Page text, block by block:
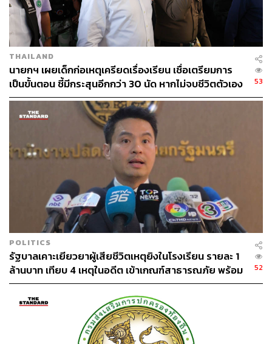
185
ABOUT THE AUTHOR
THE STANDARD TEAM
กองบรรณาธิการ THE STANDARD
THAILAND
นายกฯ เผยเด็กก่อเหตุเครียดเรื่องเรียน เชื่อเตรียมการ
เป็นขั้นตอน ชี้มีกระสุนอีกกว่า 30 นัด หากไม่จบชีวิตตัวเอง
อาจสูญเสียเพิ่ม
53
POLITICS
รัฐบาลเคาะเยียวยาผู้เสียชีวิตเหตุยิงในโรงเรียน รายละ 1
ล้านบาท เทียบ 4 เหตุในอดีต เข้าเกณฑ์สาธารณภัย พร้อม
เร่งจ่ายโดยเร็ว
52